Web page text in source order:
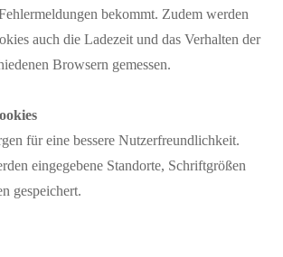
bekommt. Zudem werden
auch die Ladezeit und das Verhalten der
Browsern gemessen.
für eine bessere Nutzerfreundlichkeit.
eingegebene Standorte, Schriftgrößen
gespeichert.